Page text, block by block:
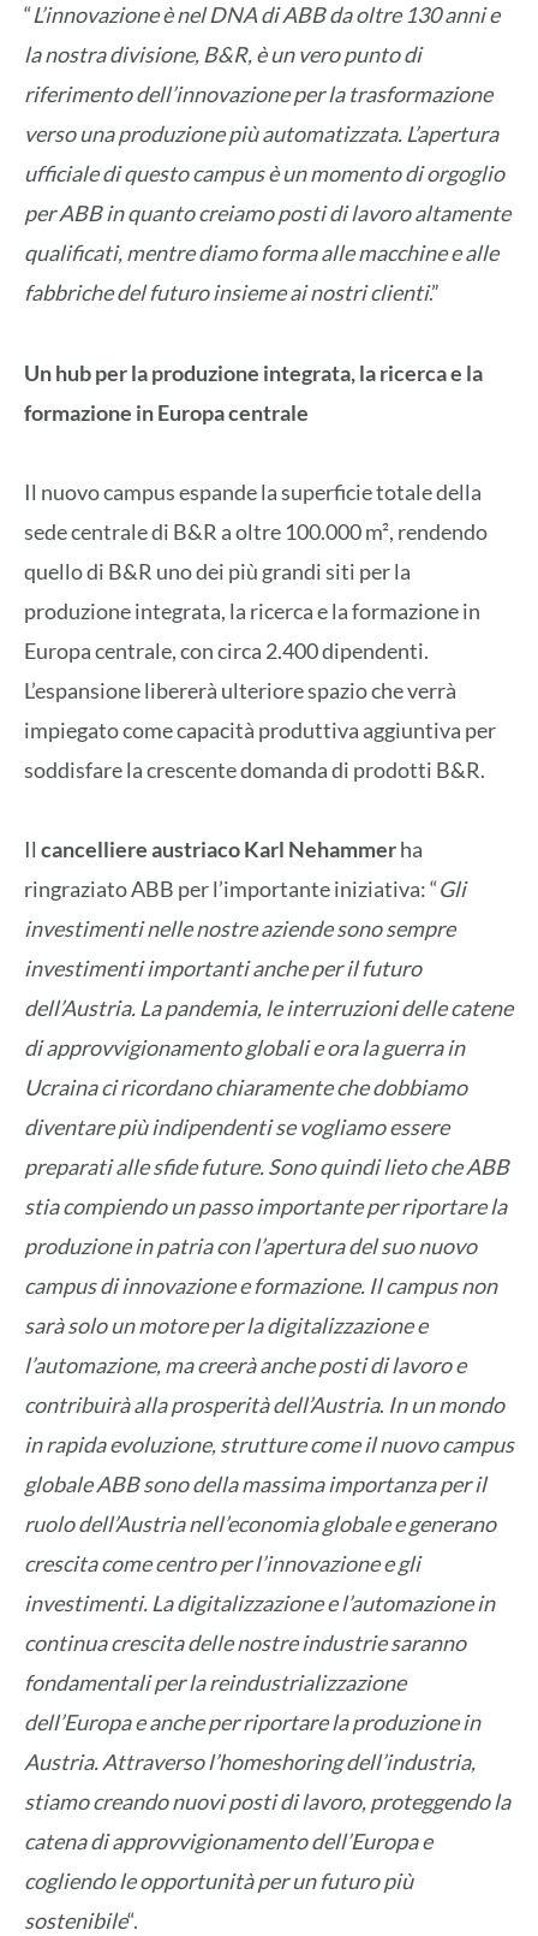
“L’innovazione è nel DNA di ABB da oltre 130 anni e
la nostra divisione, B&R, è un vero punto di
riferimento dell’innovazione per la trasformazione
verso una produzione più automatizzata. L’apertura
ufficiale di questo campus è un momento di orgoglio
per ABB in quanto creiamo posti di lavoro altamente
qualificati, mentre diamo forma alle macchine e alle
fabbriche del futuro insieme ai nostri clienti.”
Un hub per la produzione integrata, la ricerca e la
formazione in Europa centrale
Il nuovo campus espande la superficie totale della
sede centrale di B&R a oltre 100.000 m², rendendo
quello di B&R uno dei più grandi siti per la
produzione integrata, la ricerca e la formazione in
Europa centrale, con circa 2.400 dipendenti.
L’espansione libererà ulteriore spazio che verrà
impiegato come capacità produttiva aggiuntiva per
soddisfare la crescente domanda di prodotti B&R.
Il cancelliere austriaco Karl Nehammerha
ringraziato ABB per l’importante iniziativa: “Gli
investimenti nelle nostre aziende sono sempre
investimenti importanti anche per il futuro
dell’Austria. La pandemia, le interruzioni delle catene
di approvvigionamento globali e ora la guerra in
Ucraina ci ricordano chiaramente che dobbiamo
diventare più indipendenti se vogliamo essere
preparati alle sfide future. Sono quindi lieto che ABB
stia compiendo un passo importante per riportare la
produzione in patria con l’apertura del suo nuovo
campus di innovazione e formazione. Il campus non
sarà solo un motore per la digitalizzazione e
l’automazione, ma creerà anche posti di lavoro e
contribuirà alla prosperità dell’Austria. In un mondo
in rapida evoluzione, strutture come il nuovo campus
globale ABB sono della massima importanza per il
ruolo dell’Austria nell’economia globale e generano
crescita come centro per l’innovazione e gli
investimenti. La digitalizzazione e l’automazione in
continua crescita delle nostre industrie saranno
fondamentali per la reindustrializzazione
dell’Europa e anche per riportare la produzione in
Austria. Attraverso l’homeshoring dell’industria,
stiamo creando nuovi posti di lavoro, proteggendo la
catena di approvvigionamento dell’Europa e
cogliendo le opportunità per un futuro più
sostenibile“.